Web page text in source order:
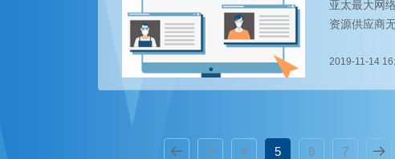
亚太最大网
资源供应商
2019-11-14
3 4 5 6 7